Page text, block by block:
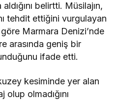
belirtti. Müsilajın,
tehdit ettiğini vurgulayan
Marmara Denizi’nde
arasında geniş bir
ifade etti.
kesiminde yer alan
olup olmadığını